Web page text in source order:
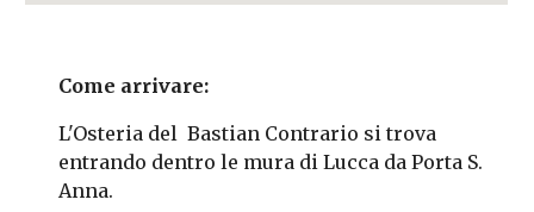
Come arrivare:
L'Osteria del Bastian Contrario si trova
entrando dentro le mura di Lucca da Porta S.
Anna.